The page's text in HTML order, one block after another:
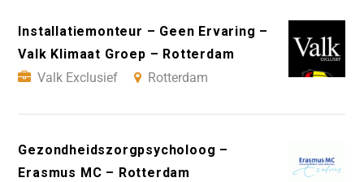
Installatiemonteur – Geen Ervaring –
Valk Klimaat Groep – Rotterdam
Valk Exclusief
Rotterdam
Gezondheidszorgpsycholoog –
Erasmus MC – Rotterdam